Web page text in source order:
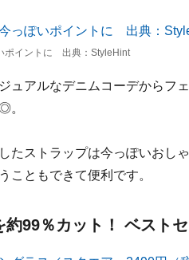
ポイントに 出典：StyleHint
ュアルなデニムコーデからフ
。
たストラップは今っぽいおし
こともできて便利です。
99％カット！ ベスト